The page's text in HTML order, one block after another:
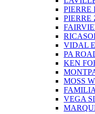
PIERRE
PIERRE
VIDAL
PA
KEN
MOSS
VEGA